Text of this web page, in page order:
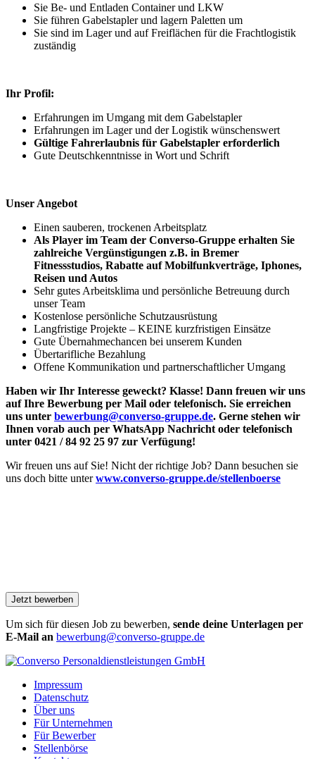
Sie Be- und Entladen Container und LKW
Sie führen Gabelstapler und lagern Paletten um
Sie sind im Lager und auf Freiflächen für die Frachtlogistik
zuständig
Ihr Profil:
Erfahrungen im Umgang mit dem Gabelstapler
Erfahrungen im Lager und der Logistik wünschenswert
Gültige Fahrerlaubnis für Gabelstapler erforderlich
Gute Deutschkenntnisse in Wort und Schrift
Unser Angebot
Einen sauberen, trockenen Arbeitsplatz
Als Player im Team der Converso-Gruppe erhalten Sie
zahlreiche Vergünstigungen z.B. in Bremer
Fitnessstudios, Rabatte auf Mobilfunkverträge, Iphones,
Reisen und Autos
Sehr gutes Arbeitsklima und persönliche Betreuung durch
unser Team
Kostenlose persönliche Schutzausrüstung
Langfristige Projekte – KEINE kurzfristigen Einsätze
Gute Übernahmechancen bei unserem Kunden
Übertarifliche Bezahlung
Offene Kommunikation und partnerschaftlicher Umgang
Haben wir Ihr Interesse geweckt? Klasse! Dann freuen wir uns
auf Ihre Bewerbung per Mail oder telefonisch. Sie erreichen
uns unter bewerbung@converso-gruppe.de. Gerne stehen wir
Ihnen vorab auch per WhatsApp Nachricht oder telefonisch
unter 0421 / 84 92 25 97 zur Verfügung!
Wir freuen uns auf Sie! Nicht der richtige Job? Dann besuchen sie
uns doch bitte unterwww.converso-gruppe.de/stellenboerse
Um sich für diesen Job zu bewerben, sende deine Unterlagen per
E-Mail an bewerbung@converso-gruppe.de
Impressum
Datenschutz
Über uns
Für Unternehmen
Für Bewerber
Stellenbörse